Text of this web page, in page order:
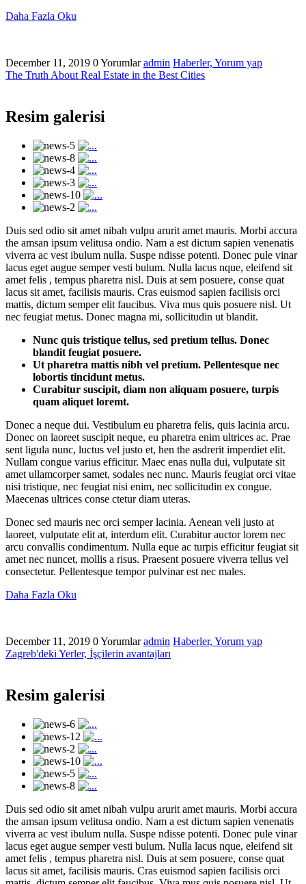
Daha Fazla Oku
December 11, 2019 0 Yorumlar admin Haberler, Yorum yap
The Truth About Real Estate in the Best Cities
Resim galerisi
Duis sed odio sit amet nibah vulpu arurit amet mauris. Morbi accura
the amsan ipsum velitusa ondio. Nam a est dictum sapien venenatis
viverra ac vest ibulum nulla. Suspe ndisse potenti. Donec pule vinar
lacus eget augue semper vesti bulum. Nulla lacus nque, eleifend sit
amet felis , tempus pharetra nisl. Duis at sem posuere, conse quat
lacus sit amet, facilisis mauris. Cras euismod sapien facilisis orci
mattis, dictum semper elit faucibus. Viva mus quis posuere nisl. Ut
nec feugiat metus. Donec magna mi, sollicitudin ut blandit.
Nunc quis tristique tellus, sed pretium tellus. Donec
blandit feugiat posuere.
Ut pharetra mattis nibh vel pretium. Pellentesque nec
lobortis tincidunt metus.
Curabitur suscipit, diam non aliquam posuere, turpis
quam aliquet loremt.
Donec a neque dui. Vestibulum eu pharetra felis, quis lacinia arcu.
Donec on laoreet suscipit neque, eu pharetra enim ultrices ac. Prae
sent ligula nunc, luctus vel justo et, hen the asdrerit imperdiet elit.
Nullam congue varius efficitur. Maec enas nulla dui, vulputate sit
amet ullamcorper samet, sodales nec nunc. Mauris feugiat orci vitae
nisi tristique, nec feugiat nisi enim, nec sollicitudin ex congue.
Maecenas ultrices conse ctetur diam uteras.
Donec sed mauris nec orci semper lacinia. Aenean veli justo at
laoreet, vulputate elit at, interdum elit. Curabitur auctor lorem nec
arcu convallis condimentum. Nulla eque ac turpis efficitur feugiat sit
amet nec nuncet, mollis a risus. Praesent posuere viverra tellus vel
consectetur. Pellentesque tempor pulvinar est nec males.
Daha Fazla Oku
December 11, 2019 0 Yorumlar admin Haberler, Yorum yap
Zagreb'deki Yerler, İşçilerin avantajları
Resim galerisi
Duis sed odio sit amet nibah vulpu arurit amet mauris. Morbi accura
the amsan ipsum velitusa ondio. Nam a est dictum sapien venenatis
viverra ac vest ibulum nulla. Suspe ndisse potenti. Donec pule vinar
lacus eget augue semper vesti bulum. Nulla lacus nque, eleifend sit
amet felis , tempus pharetra nisl. Duis at sem posuere, conse quat
lacus sit amet, facilisis mauris. Cras euismod sapien facilisis orci